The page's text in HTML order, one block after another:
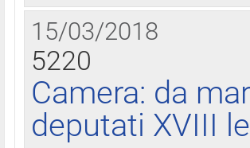
15/03/2018
5220
Camera: da
deputati XVIII